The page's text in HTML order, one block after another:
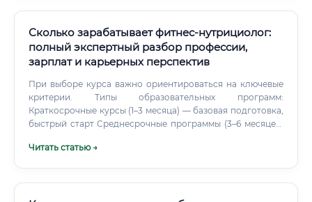
Сколько зарабатывает фитнес-нутрициолог:
полный экспертный разбор профессии,
зарплат и карьерных перспектив
При выборе курса важно ориентироваться на ключевые
критерии. Типы образовательных программ:
Краткосрочные курсы (1–3 месяца) — базовая подготовка,
быстрый старт Среднесрочные программы (3–6 месяцев)
программы (6–12 месяцев) — полноценная
Читать статью →